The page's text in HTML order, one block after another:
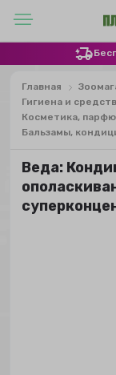
Главная
Гигиена и
Косметика,
Бальзамы,
Веда: